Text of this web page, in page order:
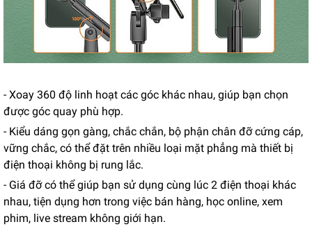
- Xoay 360 độ linh hoạt các góc khác nhau, giúp bạn chọn
được góc quay phù hợp.
- Kiểu dáng gọn gàng, chắc chắn, bộ phận chân đỡ cứng cáp,
vững chắc, có thể đặt trên nhiều loại mặt phẳng mà thiết bị
điện thoại không bị rung lắc.
- Giá đỡ có thể giúp bạn sử dụng cùng lúc 2 điện thoại khác
nhau, tiện dụng hơn trong việc bán hàng, học online, xem
phim, live stream không giới hạn.